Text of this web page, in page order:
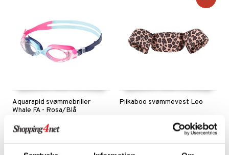
Aquarapid svømmebriller
Whale FA - Rosa/Blå
Passer for barn i alderen 8 til 12 år.
Piikaboo svømmevest Leo